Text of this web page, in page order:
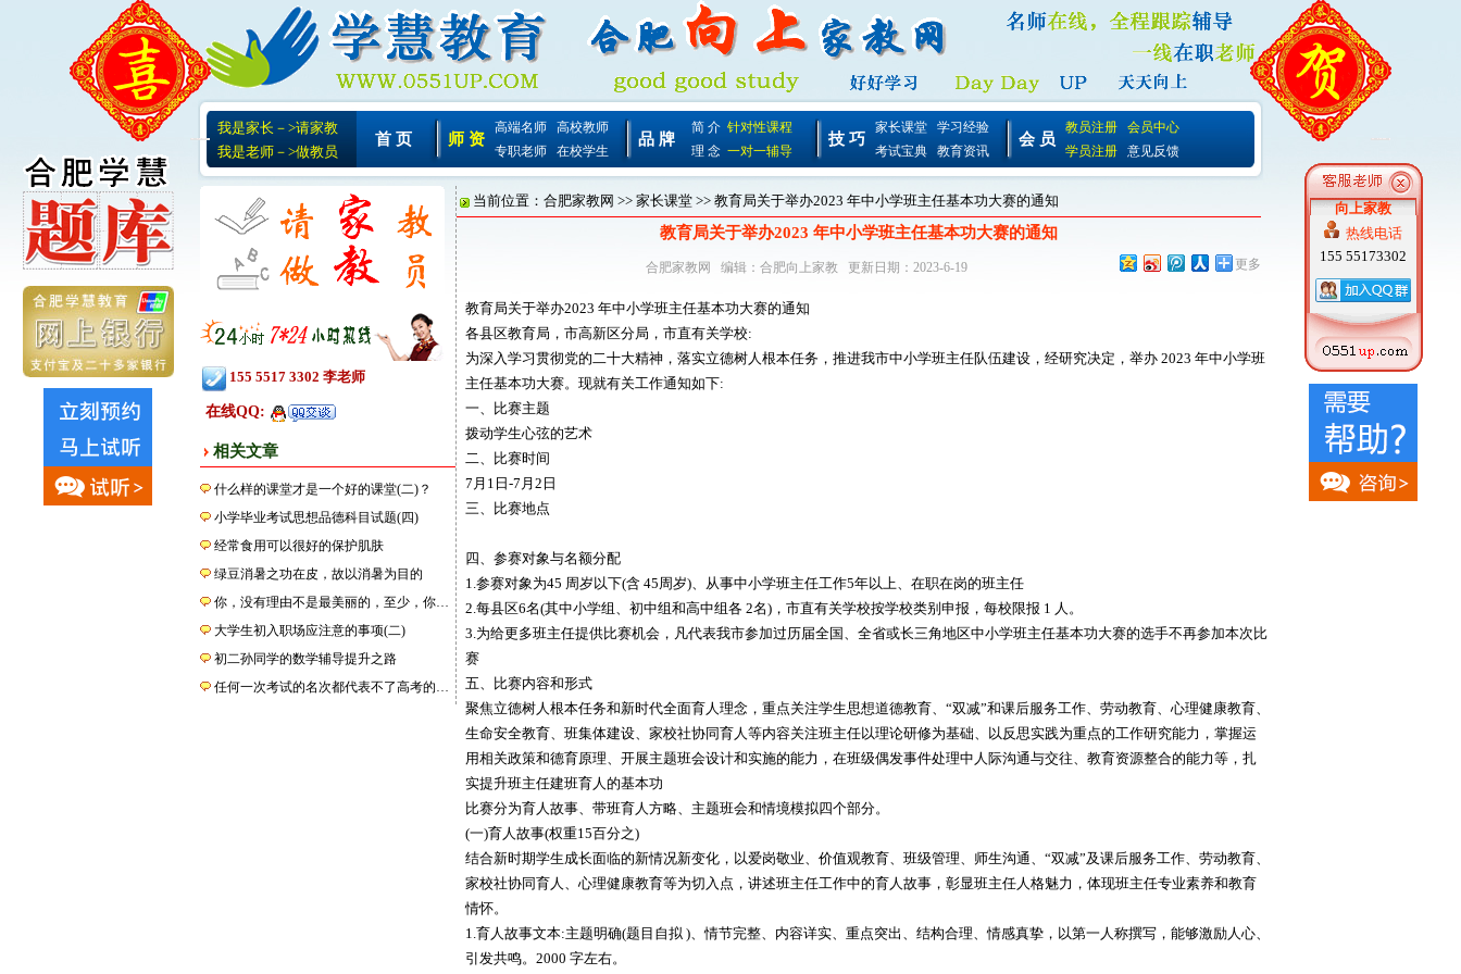
我是家长－>请家教
我是老师－>做教员
首 页 师 资
高端名师
高校教师
专职老师
在校学生
品 牌
简 介 针对性课程
理 念 一对一辅导
技 巧
家长课堂
学习经验
考试宝典
教育资讯
会 员
教员注册
会员中心
学员注册
意见反馈
155 5517 3302 李老师
在线QQ:
相关文章
什么样的课堂才是一个好的课堂(二)？
小学毕业考试思想品德科目试题(四)
经常食用可以很好的保护肌肤
绿豆消暑之功在皮，故以消暑为目的
你，没有理由不是最美丽的，至少，你…
大学生初入职场应注意的事项(二)
初二孙同学的数学辅导提升之路
任何一次考试的名次都代表不了高考的…
当前位置： 合肥家教网 >> 家长课堂 >> 教育局关于举办2023 年中小学班主任基本功大赛的通知
教育局关于举办2023 年中小学班主任基本功大赛的通知
合肥家教网 编辑： 合肥向上家教 更新日期：2023-6-19 更多
教育局关于举办2023 年中小学班主任基本功大赛的通知
各县区教育局，市高新区分局，市直有关学校:
为深入学习贯彻党的二十大精神，落实立德树人根本任务，推进我市中小学班主任队伍建设，经研究决定，举办 2023 年中小学班
主任基本功大赛。现就有关工作通知如下:
一、比赛主题
拨动学生心弦的艺术
二、比赛时间
7月1日-7月2日
三、比赛地点
四、参赛对象与名额分配
1.参赛对象为45 周岁以下(含 45周岁)、从事中小学班主任工作5年以上、在职在岗的班主任
2.每县区6名(其中小学组、初中组和高中组各 2名)，市直有关学校按学校类别申报，每校限报 1 人。
3.为给更多班主任提供比赛机会，凡代表我市参加过历届全国、全省或长三角地区中小学班主任基本功大赛的选手不再参加本次比
赛
五、比赛内容和形式
聚焦立德树人根本任务和新时代全面育人理念，重点关注学生思想道德教育、“双减”和课后服务工作、劳动教育、心理健康教育、
生命安全教育、班集体建设、家校社协同育人等内容关注班主任以理论研修为基础、以反思实践为重点的工作研究能力，掌握运
用相关政策和德育原理、开展主题班会设计和实施的能力，在班级偶发事件处理中人际沟通与交往、教育资源整合的能力等，扎
实提升班主任建班育人的基本功
比赛分为育人故事、带班育人方略、主题班会和情境模拟四个部分。
(一)育人故事(权重15百分之)
结合新时期学生成长面临的新情况新变化，以爱岗敬业、价值观教育、班级管理、师生沟通、“双减”及课后服务工作、劳动教育、
家校社协同育人、心理健康教育等为切入点，讲述班主任工作中的育人故事，彰显班主任人格魅力，体现班主任专业素养和教育
情怀。
1.育人故事文本:主题明确(题目自拟 )、情节完整、内容详实、重点突出、结构合理、情感真挚，以第一人称撰写，能够激励人心、
引发共鸣。2000 字左右。
向上家教
热线电话
155 55173302